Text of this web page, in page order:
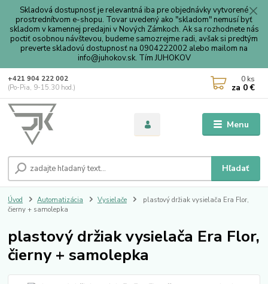
Skladová dostupnosť je relevantná iba pre objednávky vytvorené
prostrednítvom e-shopu. Tovar uvedený ako "skladom" nemusí byť
skladom v kamennej predajni v Nových Zámkoch. Ak sa rozhodnete nás
poctiť osobnou návštevou, budeme samozrejme radi, avšak si predtým
preverte skladovú dostupnosť na 0904222002 alebo mailom na
info@juhokov.sk. Tím JUHOKOV
Menu
Hľadať
+421 904 222 002
(Po-Pia, 9-15.30 hod.)
0 ks
za 0 €
Úvod Automatizácia Vysielače
plastový držiak vysielača Era Flor,
čierny + samolepka
plastový držiak vysielača Era Flor,
čierny + samolepka